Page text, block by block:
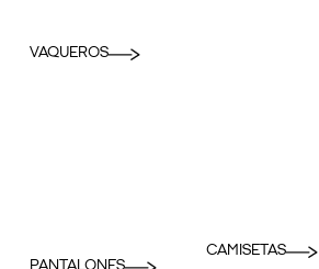
VAQUEROS
CAMISETAS